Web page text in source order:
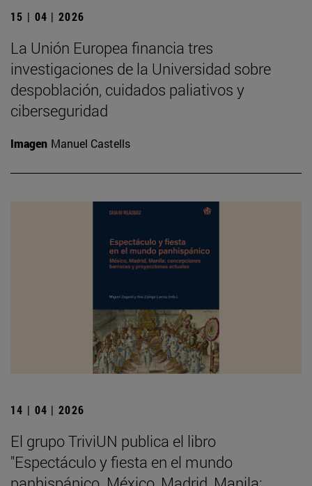
15 | 04 | 2026
La Unión Europea financia tres
investigaciones de la Universidad sobre
despoblación, cuidados paliativos y
ciberseguridad
Imagen Manuel Castells
14 | 04 | 2026
El grupo TriviUN publica el libro
"Espectáculo y fiesta en el mundo